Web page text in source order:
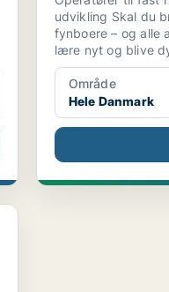
udvikling Skal du
fynboere – og alle
lære nyt og blive
Område
Hele Danmark